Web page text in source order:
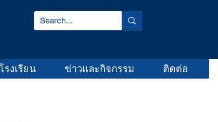
งเรียน ข่าวและกิจกรรม ติดต่อ